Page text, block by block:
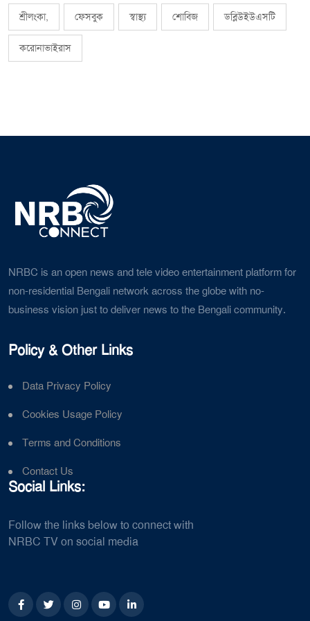
শ্রীলংকা, ফেসবুক স্বাস্থ্য শোবিজ ডব্লিউইউএসটি
করোনাভাইরাস
NRBC is an open news and tele video entertainment platform for
non-residential Bengali network across the globe with no-
business vision just to deliver news to the Bengali community.
Policy & Other Links
Data Privacy Policy
Cookies Usage Policy
Terms and Conditions
Contact Us
Social Links:
Follow the links below to connect with
NRBC TV on social media